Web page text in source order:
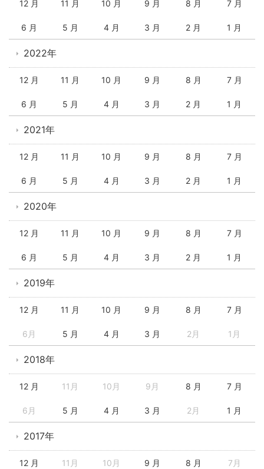
12 月 11 月 10 月 9 月 8 月 7 月
6 月 5 月 4 月 3 月 2 月 1 月
2022年
12 月 11 月 10 月 9 月 8 月 7 月
6 月 5 月 4 月 3 月 2 月 1 月
2021年
12 月 11 月 10 月 9 月 8 月 7 月
6 月 5 月 4 月 3 月 2 月 1 月
2020年
12 月 11 月 10 月 9 月 8 月 7 月
6 月 5 月 4 月 3 月 2 月 1 月
2019年
12 月 11 月 10 月 9 月 8 月 7 月
6月 5 月 4 月 3 月 2月 1月
2018年
12 月 11月 10月 9月 8 月 7 月
6月 5 月 4 月 3 月 2月 1 月
2017年
12 月 11月 10月 9 月 8 月 7月